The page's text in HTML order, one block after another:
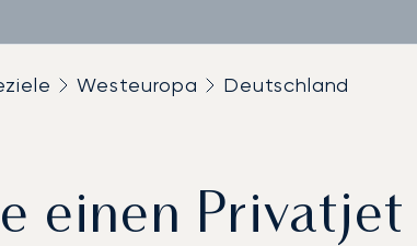
Westeuropa Deutschland
einen